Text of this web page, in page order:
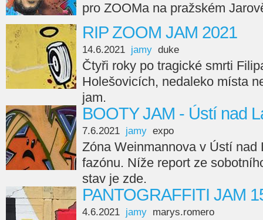
pro ZOOMa na pražském
RIP ZOOM JAM 2021
14.6.2021 jamy duke
Čtyři roky po tragické smrti
Holešovicích, nedaleko místa
jam.
BOOTY JAM - Ústí nad
7.6.2021 jamy expo
Zóna Weinmannova v Ústí nad
fazónu. Níže report ze
stav je zde.
PANTOGRAFFITI JAM
4.6.2021 jamy marys.romero